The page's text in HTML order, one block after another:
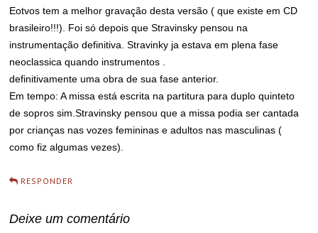
Eotvos tem a melhor gravação desta versão ( que existe em CD
brasileiro!!!). Foi só depois que Stravinsky pensou na
instrumentação definitiva. Stravinky ja estava em plena fase
neoclassica quando instrumentos .
definitivamente uma obra de sua fase anterior.
Em tempo: A missa está escrita na partitura para duplo quinteto
de sopros sim.Stravinsky pensou que a missa podia ser cantada
por crianças nas vozes femininas e adultos nas masculinas (
como fiz algumas vezes).
RESPONDER
Deixe um comentário